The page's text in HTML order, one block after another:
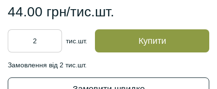
44.00 грн/тис.шт.
тис.шт. Купити
Замовлення від 2 тис.шт.